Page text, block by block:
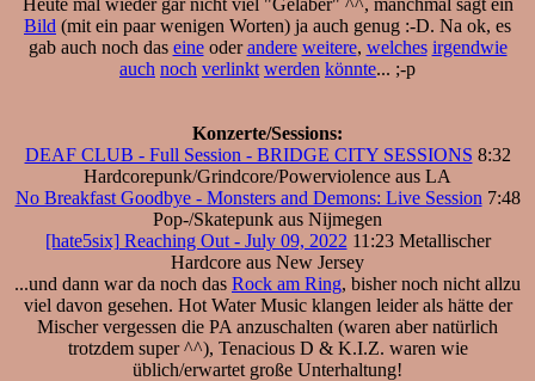
Bild (mit ein paar wenigen Worten) ja auch genug :-D. Na ok, es
gab auch noch das eineoderandere weitere, welches irgendwie
auch noch verlinkt werden könnte... ;-p
Konzerte/Sessions:
DEAF CLUB - Full Session - BRIDGE CITY SESSIONS 8:32
Hardcorepunk/Grindcore/Powerviolence aus LA
No Breakfast Goodbye - Monsters and Demons: Live Session 7:48
Pop-/Skatepunk aus Nijmegen
[hate5six] Reaching Out - July 09, 2022 11:23 Metallischer
Hardcore aus New Jersey
...und dann war da noch das Rock am Ring, bisher noch nicht allzu
viel davon gesehen. Hot Water Music klangen leider als hätte der
Mischer vergessen die PA anzuschalten (waren aber natürlich
trotzdem super ^^), Tenacious D & K.I.Z. waren wie
üblich/erwartet große Unterhaltung!